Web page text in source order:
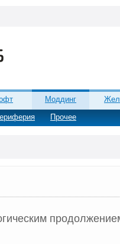
Моддинг
Прочее